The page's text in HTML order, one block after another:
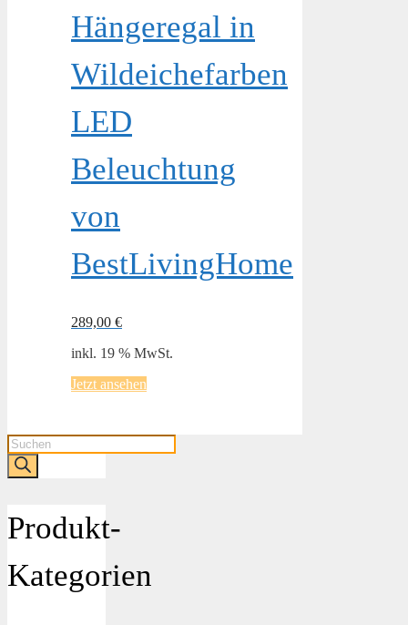
Hängeregal in
Wildeichefarben
LED
Beleuchtung
von
BestLivingHome
289,00 €
inkl. 19 % MwSt.
Jetzt ansehen
Products
search
Produkt-
Kategorien